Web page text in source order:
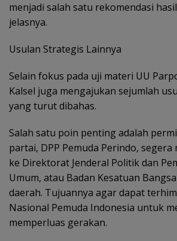
menjadi salah satu rekomendasi
jelasnya.
Usulan Strategis Lainnya
Selain fokus pada uji materi UU
Kalsel juga mengajukan sejumlah
yang turut dibahas.
Salah satu poin penting adalah
partai, DPP Pemuda Perindo,
ke Direktorat Jenderal Politik dan
Umum, atau Badan Kesatuan
daerah. Tujuannya agar dapat
Nasional Pemuda Indonesia untuk
memperluas gerakan.